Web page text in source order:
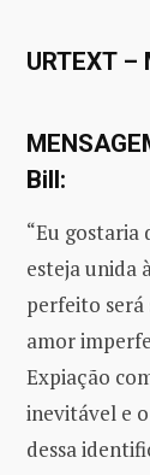
URTEXT
Bill:
“Eu gostaria
esteja unida
perfeito
amor
Expiação
inevitável e
dessa